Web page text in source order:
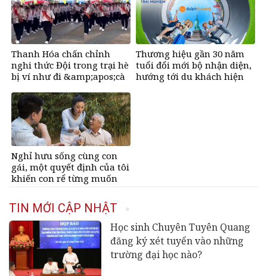
Thanh Hóa chấn chỉnh
nghi thức Đội trong trại hè
bị ví như đi &amp;apos;cà
Thương hiệu gần 30 năm
tuổi đổi mới bộ nhận diện,
hướng tới du khách hiện
Nghỉ hưu sống cùng con
gái, một quyết định của tôi
khiến con rể từng muốn
bố vợ vô điều kiện
TIN MỚI CẬP NHẬT
Học sinh Chuyên Tuyên Quang
đăng ký xét tuyển vào những
trường đại học nào?